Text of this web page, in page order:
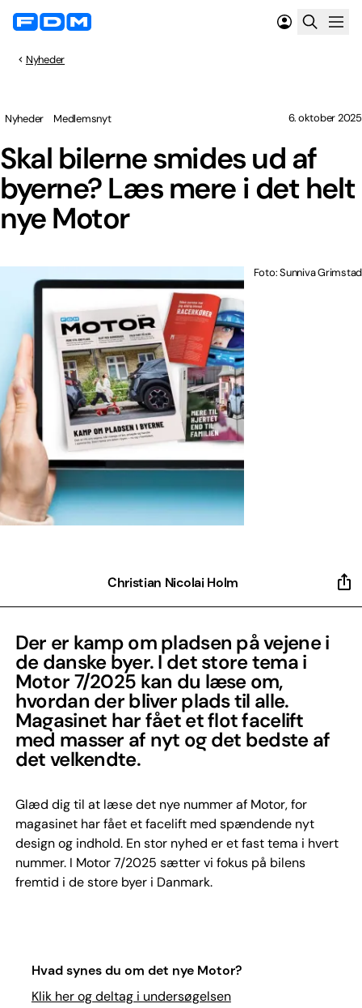
Nyheder
Skal bilerne smides ud af
byerne? Læs mere i det helt
nye Motor
Nyheder Medlemsnyt 6. oktober 2025
Foto: Sunniva Grimstad
Christian Nicolai Holm
Der er kamp om pladsen på vejene i
de danske byer. I det store tema i
Motor 7/2025 kan du læse om,
hvordan der bliver plads til alle.
Magasinet har fået et flot facelift
med masser af nyt og det bedste af
det velkendte.
Glæd dig til at læse det nye nummer af Motor, for
magasinet har fået et facelift med spændende nyt
design og indhold. En stor nyhed er et fast tema i hvert
nummer. I Motor 7/2025 sætter vi fokus på bilens
fremtid i de store byer i Danmark.
Hvad synes du om det nye Motor?
Klik her og deltag i undersøgelsen